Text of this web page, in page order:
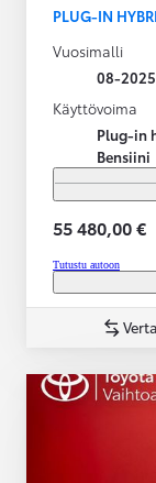
PLUG-IN
Vuosimalli
08-2025
Käyttövoima
Plug-in
Bensiini
55 480,00 €
Tutustu autoon